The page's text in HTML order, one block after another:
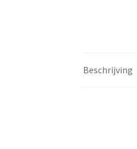
Beschrijving